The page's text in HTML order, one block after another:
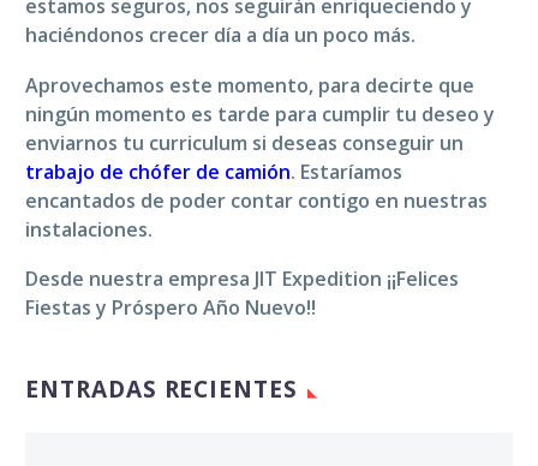
estamos seguros, nos seguirán enriqueciendo y
haciéndonos crecer día a día un poco más.
Aprovechamos este momento, para decirte que
ningún momento es tarde para cumplir tu deseo y
enviarnos tu curriculum si deseas conseguir un
trabajo de chófer de camión. Estaríamos
encantados de poder contar contigo en nuestras
instalaciones.
Desde nuestra empresa JIT Expedition ¡¡Felices
Fiestas y Próspero Año Nuevo!!
ENTRADAS RECIENTES